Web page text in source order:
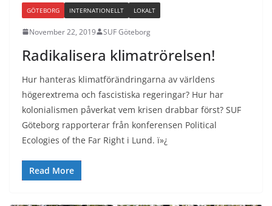
GÖTEBORG INTERNATIONELLT LOKALT
November 22, 2019 SUF Göteborg
Radikalisera klimatrörelsen!
Hur hanteras klimatförändringarna av världens
högerextrema och fascistiska regeringar? Hur har
kolonialismen påverkat vem krisen drabbar först? SUF
Göteborg rapporterar från konferensen Political
Ecologies of the Far Right i Lund. ï»¿
Read More